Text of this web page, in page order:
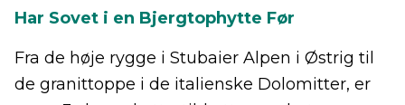
Har Sovet i en Bjergtophytte Før
Fra de høje rygge i Stubaier Alpen i Østrig til
de granittoppe i de italienske Dolomitter, er